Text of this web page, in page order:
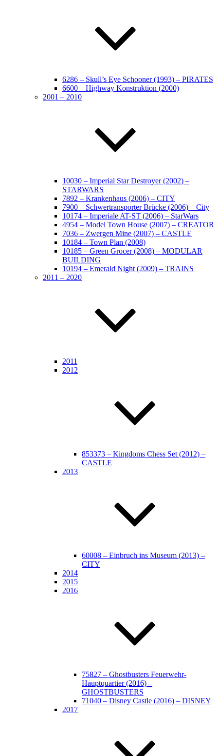
6286 – Skull’s Eye Schooner (1993) – PIRATES
6600 – Highway Konstruktion (2000)
2001 – 2010
10030 – Imperial Star Destroyer (2002) –
STARWARS
7892 – Krankenhaus (2006) – CITY
7900 – Schwertransporter Brücke (2006) – City
10174 – Imperiale AT-ST (2006) – StarWars
4954 – Model Town House (2007) – CREATOR
7036 – Zwergen Mine (2007) – CASTLE
10184 – Town Plan (2008)
10185 – Green Grocer (2008) – MODULAR
BUILDING
10194 – Emerald Night (2009) – TRAINS
2011 – 2020
2011
2012
853373 – Kingdoms Chess Set (2012) –
CASTLE
2013
60008 – Einbruch ins Museum (2013) –
CITY
2014
2015
2016
75827 – Ghostbusters Feuerwehr-
Hauptquartier (2016) –
GHOSTBUSTERS
71040 – Disney Castle (2016) – DISNEY
2017